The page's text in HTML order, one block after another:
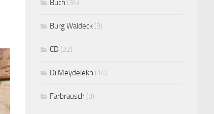
Buch (34)
Burg Waldeck (3)
CD (22)
Di Meydelekh (14)
Farbrausch (3)